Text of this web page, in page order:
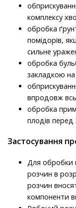
комплексу
обробка
помідорів,
сильне
обробка
закладкою на
впродовж
обробка
плодів перед
Застосування
Для обробки
розчин в
розчин
компоненти